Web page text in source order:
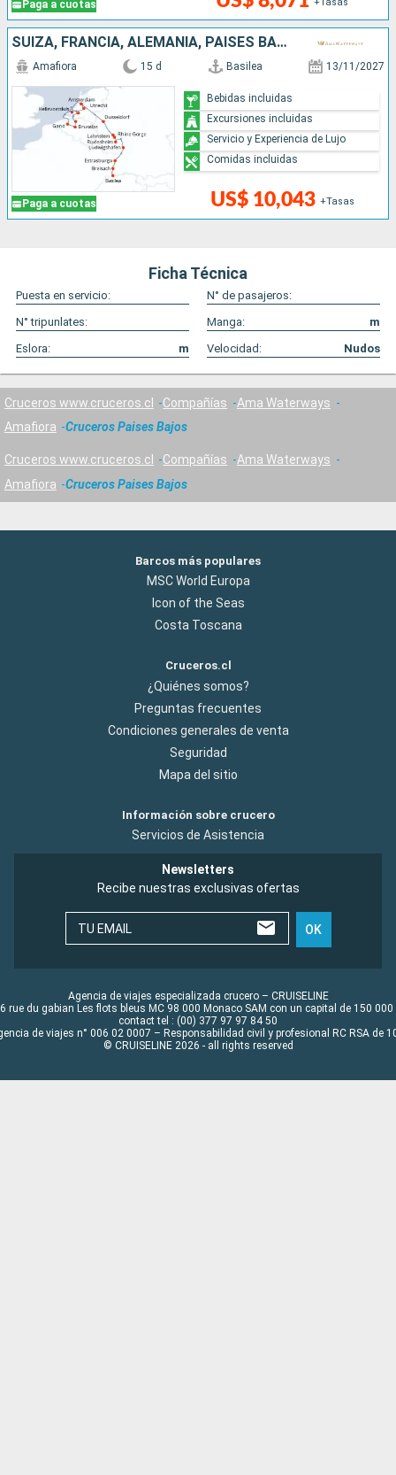
Paga a cuotas +Tasas
SUIZA, FRANCIA, ALEMANIA, PAISES BAJOS, BÉLGICA
Paga a cuotas
Amafiora 15 d Basilea 13/11/2027
US$ 10,043 +Tasas
Bebidas incluidas
Excursiones incluidas
Servicio y Experiencia de Lujo
Comidas incluidas
Ficha Técnica
Puesta en servicio:
N° de pasajeros:
N° tripunlates:
Manga:
m
Eslora:
m Velocidad: Nudos
Cruceros www.cruceros.cl Compañías
Ama Waterways
Amafiora
Cruceros Paises Bajos
Cruceros www.cruceros.cl Compañías
Ama Waterways
Amafiora
Cruceros Paises Bajos
Barcos más populares
MSC World Europa
Icon of the Seas
Costa Toscana
Cruceros.cl
¿Quiénes somos?
Preguntas frecuentes
Condiciones generales de venta
Seguridad
Mapa del sitio
Información sobre crucero
Servicios de Asistencia
Newsletters
Recibe nuestras exclusivas ofertas
TU EMAIL OK
Agencia de viajes especializada crucero – CRUISELINE
rue du gabian Les flots bleus MC 98 000 Monaco SAM con un capital de 150 000
contact tel : (00) 377 97 97 84 50
de viajes n° 006 02 0007 – Responsabilidad civil y profesional RC RSA de
© CRUISELINE 2026 - all rights reserved